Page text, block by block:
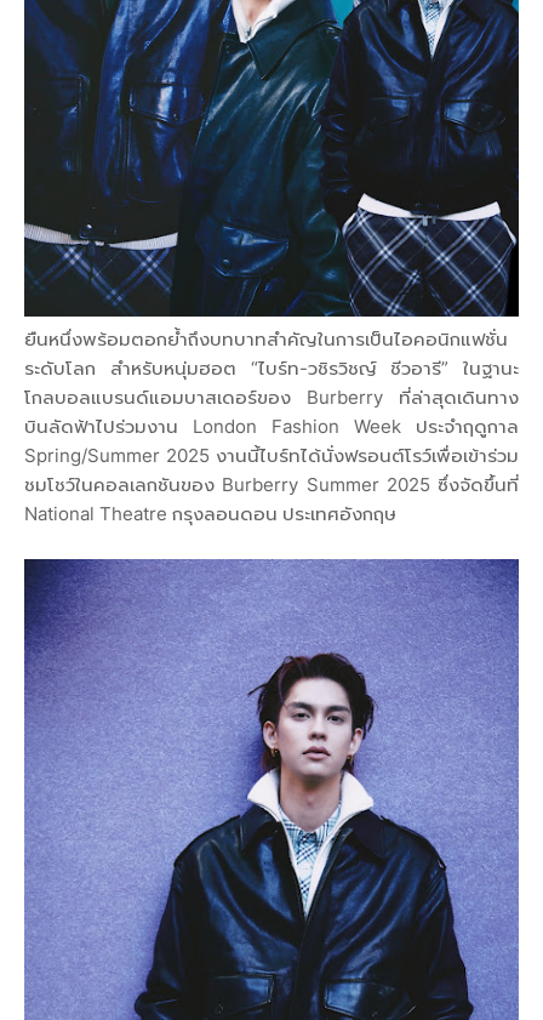
ยืนหนึ่งพร้อมตอกย้ำถึงบทบาทสำคัญในการเป็นไอคอนิกแฟชั่น
ระดับโลก สำหรับหนุ่มฮอต “ไบร์ท-วชิรวิชญ์ ชีวอารี” ในฐานะ
โกลบอลแบรนด์แอมบาสเดอร์ของ Burberry ที่ล่าสุดเดินทาง
บินลัดฟ้าไปร่วมงาน London Fashion Week ประจำฤดูกาล
Spring/Summer 2025 งานนี้ไบร์ทได้นั่งฟรอนต์โรว์เพื่อเข้าร่วม
ชมโชว์ในคอลเลกชันของ Burberry Summer 2025 ซึ่งจัดขึ้นที่
National Theatre กรุงลอนดอน ประเทศอังกฤษ